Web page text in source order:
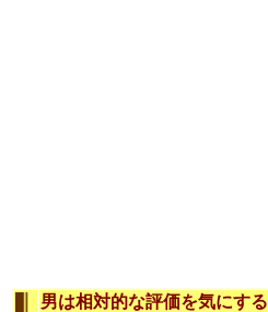
男は相対的な評価を気にする